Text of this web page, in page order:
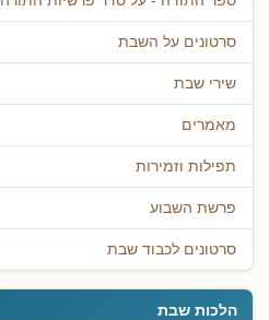
סרטונים על השבת
שירי שבת
מאמרים
תפילות וזמירות
פרשת השבוע
סרטונים לכבוד שבת
הלכות שבת